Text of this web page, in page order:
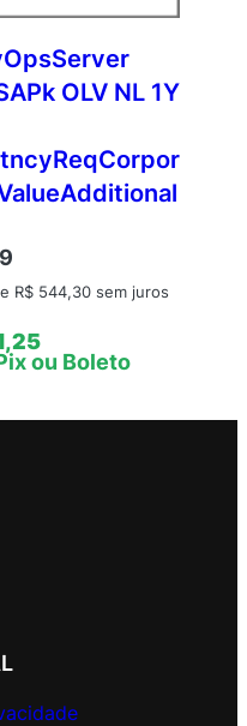
OLV NL 1Y
R$544,30sem juros
ou Boleto